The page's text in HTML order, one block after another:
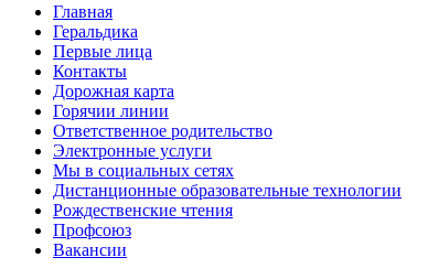
Главная
Геральдика
Первые лица
Контакты
Дорожная карта
Горячии линии
Ответственное родительство
Электронные услуги
Мы в социальных сетях
Дистанционные образовательные технологии
Рождественские чтения
Профсоюз
Вакансии